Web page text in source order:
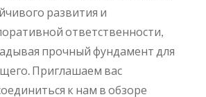
развития и
ответственности,
прочный фундамент для
Приглашаем вас
к нам в обзоре